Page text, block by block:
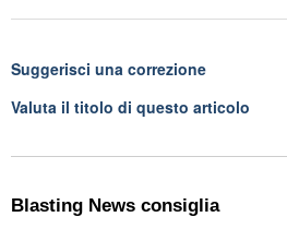
Suggerisci una correzione
Valuta il titolo di questo articolo
Blasting News consiglia